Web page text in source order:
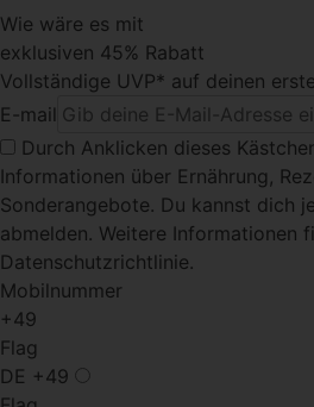
Wie wäre es mit
exklusiven 45% Rabatt
Vollständige UVP* auf deinen
E-mail
Durch Anklicken dieses
Informationen über Ernährung,
Sonderangebote. Du kannst dich
abmelden. Weitere Informationen
Datenschutzrichtlinie.
Mobilnummer
+49
Flag
DE +49